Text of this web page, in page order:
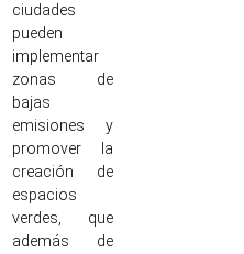
ciudades
pueden
implementar
zonas de
bajas
emisiones y
promover la
creación de
espacios
verdes, que
además de